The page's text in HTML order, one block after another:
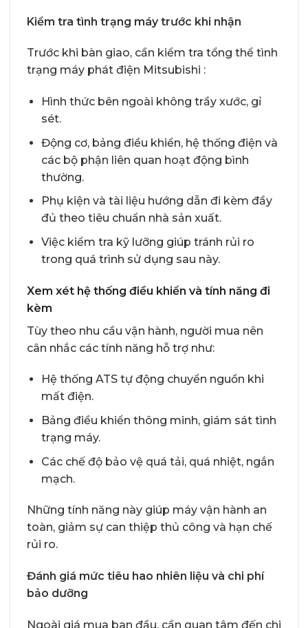
Kiểm tra tình trạng máy trước khi nhận
Trước khi bàn giao, cần kiểm tra tổng thể tình
trạng máy phát điện Mitsubishi :
Hình thức bên ngoài không trầy xước, gỉ
sét.
Động cơ, bảng điều khiển, hệ thống điện và
các bộ phận liên quan hoạt động bình
thường.
Phụ kiện và tài liệu hướng dẫn đi kèm đầy
đủ theo tiêu chuẩn nhà sản xuất.
Việc kiểm tra kỹ lưỡng giúp tránh rủi ro
trong quá trình sử dụng sau này.
Xem xét hệ thống điều khiển và tính năng đi
kèm
Tùy theo nhu cầu vận hành, người mua nên
cân nhắc các tính năng hỗ trợ như:
Hệ thống ATS tự động chuyển nguồn khi
mất điện.
Bảng điều khiển thông minh, giám sát tình
trạng máy.
Các chế độ bảo vệ quá tải, quá nhiệt, ngắn
mạch.
Những tính năng này giúp máy vận hành an
toàn, giảm sự can thiệp thủ công và hạn chế
rủi ro.
Đánh giá mức tiêu hao nhiên liệu và chi phí
bảo dưỡng
Ngoài giá mua ban đầu, cần quan tâm đến chi